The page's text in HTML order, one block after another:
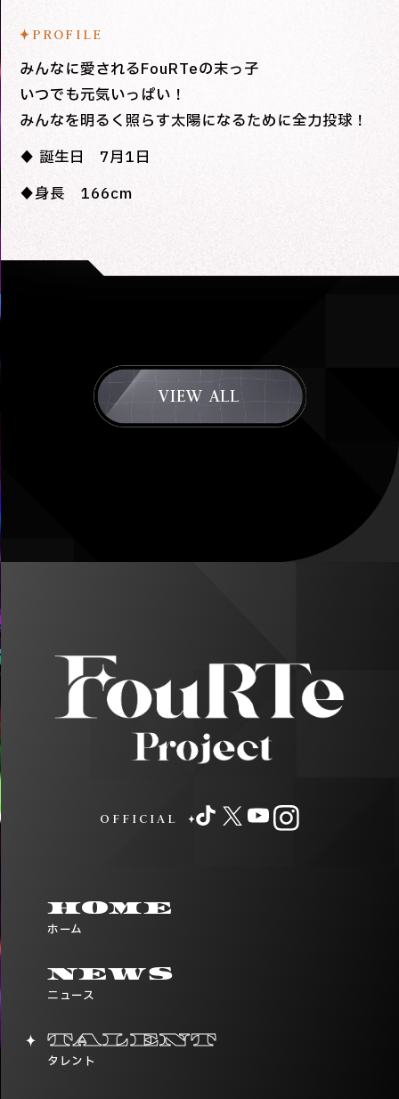
PROFILE
みんなに愛されるFouRTeの末っ子
いつでも元気いっぱい！
みんなを明るく照らす太陽になるために全力投球！
♦︎ 誕生日 7月1日
♦︎身長 166cm
VIEW ALL
HOME
ホーム
NEWS
ニュース
TALENT
タレント
OFFICIAL